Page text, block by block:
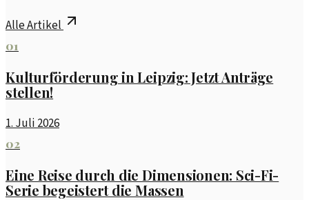
Alle Artikel
01
Kulturförderung in Leipzig: Jetzt Anträge
stellen!
1. Juli 2026
02
Eine Reise durch die Dimensionen: Sci-Fi-
Serie begeistert die Massen